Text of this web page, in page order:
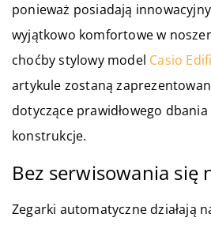
ponieważ posiadają
wyjątkowo komfortowe w
choćby stylowy model Casio
artykule zostaną
dotyczące prawidłowego
konstrukcje.
Bez serwisowania się
Zegarki automatyczne działają